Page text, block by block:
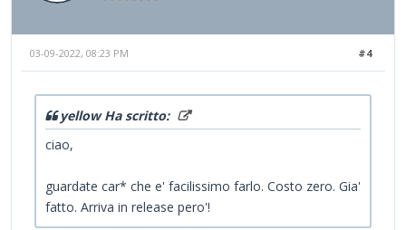
#4
03-09-2022, 08:23 PM
yellow Ha scritto:
ciao,
guardate car* che e' facilissimo farlo. Costo zero. Gia'
fatto. Arriva in release pero'!